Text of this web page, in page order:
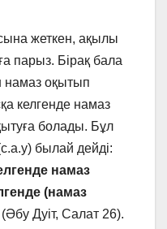
жеткен, ақылы
парыз. Бірақ бала
намаз оқытып
келгенде намаз
болады. Бұл
былай дейді:
намаз
(намаз
(Әбу Дуіт, Салат 26).